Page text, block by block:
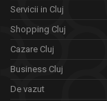
Servicii in Cluj
Shopping Cluj
Cazare Cluj
Business Cluj
De vazut